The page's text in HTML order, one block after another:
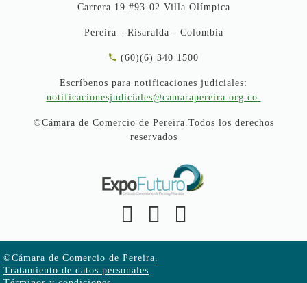
Carrera 19 #93-02 Villa Olímpica
Pereira - Risaralda - Colombia
(60)(6) 340 1500
Escríbenos para notificaciones judiciales:
notificacionesjudiciales@camarapereira.org.co
©Cámara de Comercio de Pereira.Todos los derechos
reservados
©Cámara de Comercio de Pereira.
Tratamiento de datos personales